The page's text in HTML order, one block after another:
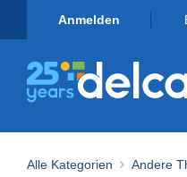
Anmelden
Alle Kategorien Andere